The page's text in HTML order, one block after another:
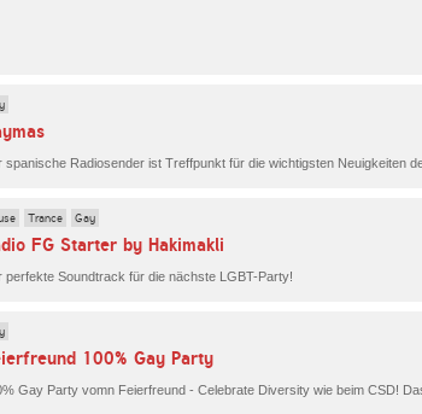
Trance Gay
FG Starter by Hakimakli
perfekte Soundtrack für die nächste LGBT-Party!
100% Gay Party